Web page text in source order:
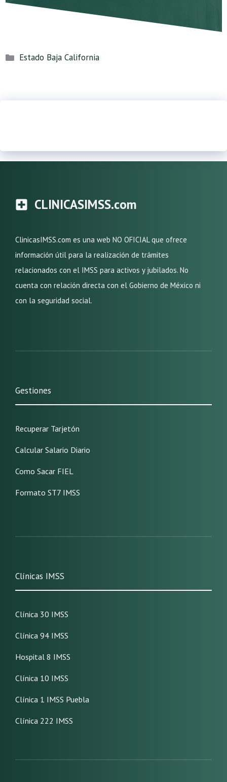
Categorías
Estado Baja California
CLINICASIMSS.com
ClinicasIMSS.com es una web NO OFICIAL que ofrece
información útil para la realización de trámites
relacionados con el IMSS para activos y jubilados. No
cuenta con relación directa con el Gobierno de México ni
con la seguridad social.
Gestiones
Recuperar Tarjetón
Calcular Salario Diario
Como Sacar FIEL
Formato ST7 IMSS
Clínicas IMSS
Clínica 30 IMSS
Clínica 94 IMSS
Hospital 8 IMSS
Clínica 10 IMSS
Clínica 1 IMSS Puebla
Clínica 222 IMSS